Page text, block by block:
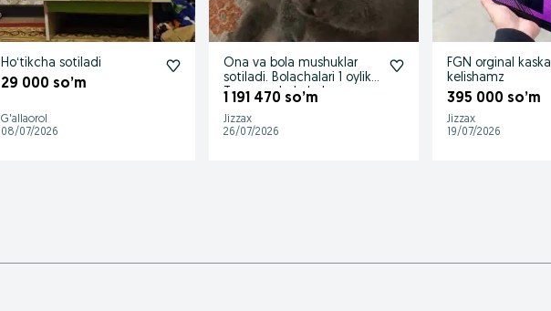
Hoʻtikcha sotiladi
29 000 so’m
G'allaorol
08/07/2026
Ona va bola mushuklar
sotiladi. Bolachalari 1 oylik .
Toza mushukchala
1 191 470 so’m
Jizzax
26/07/2026
FGN orginal kaska
kelishamz
395 000 so’m
Jizzax
19/07/2026